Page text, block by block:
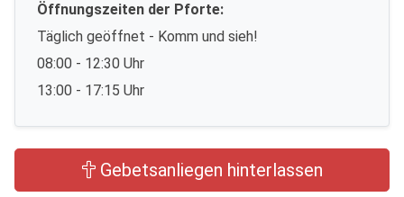
Öffnungszeiten der Pforte:
Täglich geöffnet - Komm und sieh!
08:00 - 12:30 Uhr
13:00 - 17:15 Uhr
Gebetsanliegen hinterlassen